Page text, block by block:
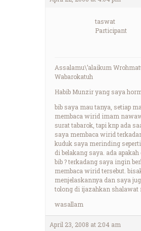
taswat
Participant
Assalamu\’alaikum
Wabarokatuh
Habib Munzir yang saya
bib saya mau tanya, setiap
membaca wirid imam
surat tabarok, tapi knp ada
saya membaca wirid
kuduk saya merinding
di belakang saya. ada
bib ? terkadang saya ingin
membaca wirid tersebut.
menjelaskannya dan saya
tolong di ijazahkan shalawat
wasallam
April 23, 2008 at 2:04 am